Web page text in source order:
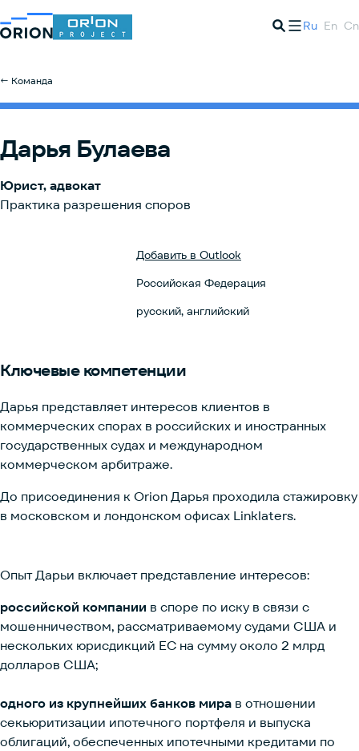
Ru En Cn
← Команда
Дарья Булаева
Юрист, адвокат
Практика разрешения споров
Добавить в Outlook
Российская Федерация
русский, английский
Ключевыекомпетенции
Дарья представляет интересов клиентов в
коммерческих спорах в российских и иностранных
государственных судах и международном
коммерческом арбитраже.
До присоединения к Orion Дарья проходила стажировку
в московском и лондонском офисах Linklaters.
Опыт Дарьи включает представление интересов:
российской компании в споре по иску в связи с
мошенничеством, рассматриваемому судами США и
нескольких юрисдикций ЕС на сумму около 2 млрд
долларов США;
одного из крупнейших банков мира в отношении
секьюритизации ипотечного портфеля и выпуска
облигаций, обеспеченных ипотечными кредитами по